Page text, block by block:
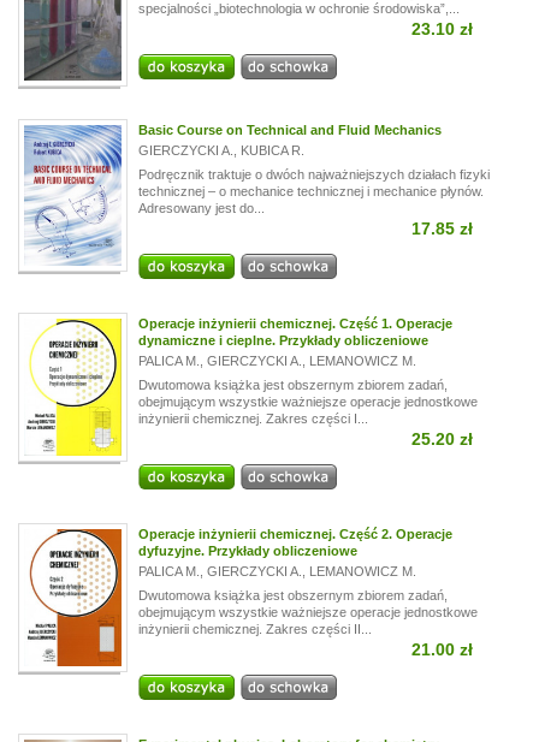
specjalności „biotechnologia w ochronie środowiska”,...
23.10 zł
Basic Course on Technical and Fluid Mechanics
GIERCZYCKI A.
KUBICA R.
Podręcznik traktuje o dwóch najważniejszych działach fizyki
technicznej – o mechanice technicznej i mechanice płynów.
Adresowany jest do...
17.85 zł
Operacje inżynierii chemicznej. Część 1. Operacje
dynamiczne i cieplne. Przykłady obliczeniowe
PALICA M.
GIERCZYCKI A.
LEMANOWICZ M.
Dwutomowa książka jest obszernym zbiorem zadań,
obejmującym wszystkie ważniejsze operacje jednostkowe
inżynierii chemicznej. Zakres części I...
25.20 zł
Operacje inżynierii chemicznej. Część 2. Operacje
dyfuzyjne. Przykłady obliczeniowe
PALICA M.
GIERCZYCKI A.
LEMANOWICZ M.
Dwutomowa książka jest obszernym zbiorem zadań,
obejmującym wszystkie ważniejsze operacje jednostkowe
inżynierii chemicznej. Zakres części II...
21.00 zł